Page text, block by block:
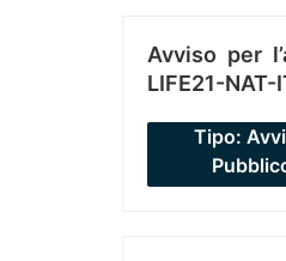
Avviso per
LIFE21-NAT-
Tipo: